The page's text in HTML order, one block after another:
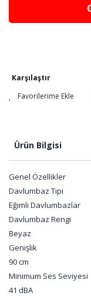
Karşılaştır
Ürün Bilgisi
Genel Özellikler
Davlumbaz Tipi
Eğimli Davlumbazlar
Davlumbaz Rengi
Beyaz
Genişlik
90 cm
Minimum Ses Seviyesi
41 dBA